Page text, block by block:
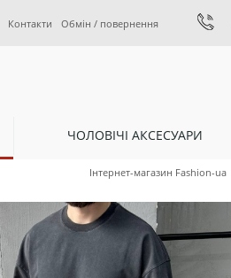
Контакти Обмін / повернення
ЧОЛОВІЧІ АКСЕСУАРИ
Інтернет-магазин Fashion-ua